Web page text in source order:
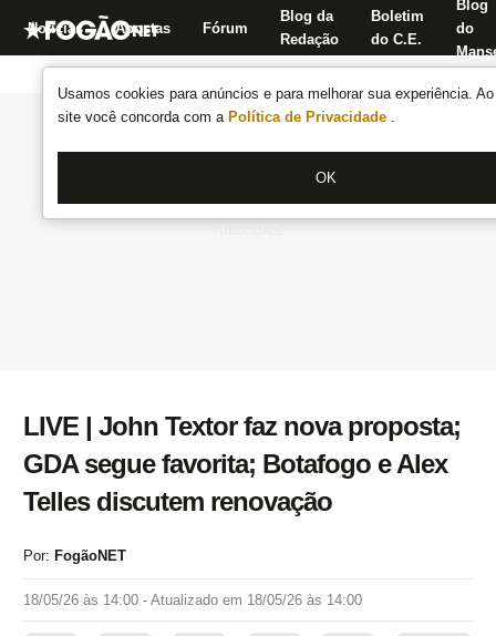
Usamos cookies para anúncios e para melhorar sua experiência.
site você concorda com a Política de Privacidade .
OK
Notícias Apostas Fórum
Blog da
Redação
Boletim
do C.E.
Blog
do
LIVE | John Textor faz nova proposta;
GDA segue favorita; Botafogo e Alex
Telles discutem renovação
Por: FogãoNET
18/05/26 às 14:00 - Atualizado em 18/05/26 às 14:00